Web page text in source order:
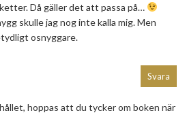
Då gäller det att passa på…
skulle jag nog inte kalla mig. Men
osnyggare.
hoppas att du tycker om boken när
Svara